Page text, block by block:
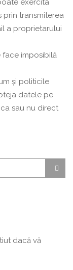
exercita
prin transmiterea
a proprietarului
face imposibilă
și politicile
datele pe
sau nu direct
dacă vă